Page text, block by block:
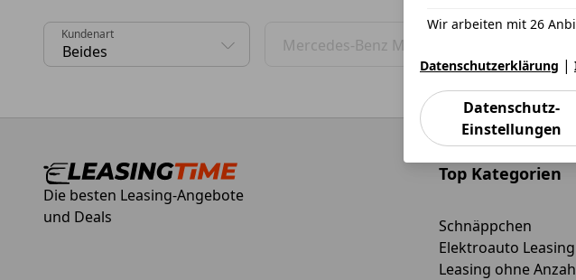
Kundenart
0 Vorschläge gefunden. Benutzen Sie die Pfeil-nach-oben und Pfeil-nach-
Mercedes-Benz Modell
0 Vorschläge gefunden. Benutzen Sie die
Die besten Leasing-Angebote
und Deals
Top Kategorien
Schnäppchen
Elektroauto Leasing
Leasing ohne
Wir arbeiten mit 26
Datenschutzerklärung |
Datenschutz-
Einstellungen